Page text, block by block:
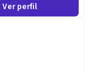
Ver perfil